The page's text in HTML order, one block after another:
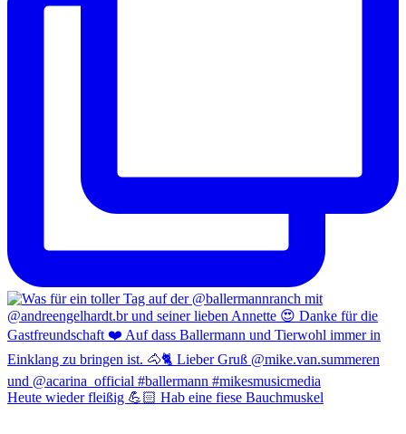
Heute wieder fleißig 💪🏻 Hab eine fiese Bauchmuskel